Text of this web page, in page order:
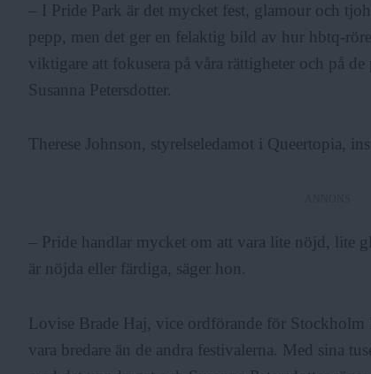
– I Pride Park är det mycket fest, glamour och
pepp, men det ger en felaktig bild av hur hbtq-
viktigare att fokusera på våra rättigheter och på
Susanna Petersdotter.
Therese Johnson, styrelseledamot i Queertopia,
– Pride handlar mycket om att vara lite nöjd, lite
är nöjda eller färdiga, säger hon.
Lovise Brade Haj, vice ordförande för Stockholm
vara bredare än de andra festivalerna. Med sina